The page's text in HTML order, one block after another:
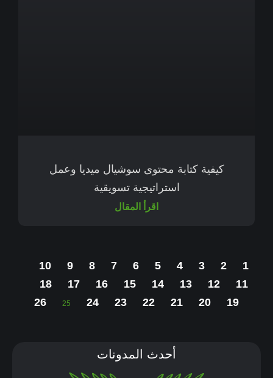
كيفية كتابة محتوى سوشيال ميديا وعمل
استراتيجية تسويقية
اقرأ المقال
1
2
3
4
5
6
7
8
9
10
11
12
13
14
15
16
17
18
19
20
21
22
23
24
25
26
أحدث المدونات